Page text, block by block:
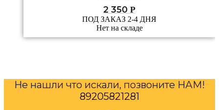
2 350 Р
ПОД ЗАКАЗ 2-4 ДНЯ
Нет на складе
Не нашли что искали, позвоните НАМ!
89205821281